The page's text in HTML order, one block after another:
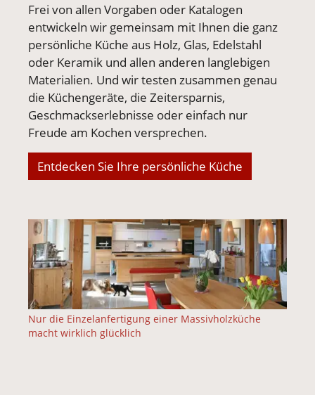
Frei von allen Vorgaben oder Katalogen
entwickeln wir gemeinsam mit Ihnen die ganz
persönliche Küche aus Holz, Glas, Edelstahl
oder Keramik und allen anderen langlebigen
Materialien. Und wir testen zusammen genau
die Küchengeräte, die Zeitersparnis,
Geschmackserlebnisse oder einfach nur
Freude am Kochen versprechen.
Entdecken Sie Ihre persönliche Küche
Nur die Einzelanfertigung einer Massivholzküche
macht wirklich glücklich